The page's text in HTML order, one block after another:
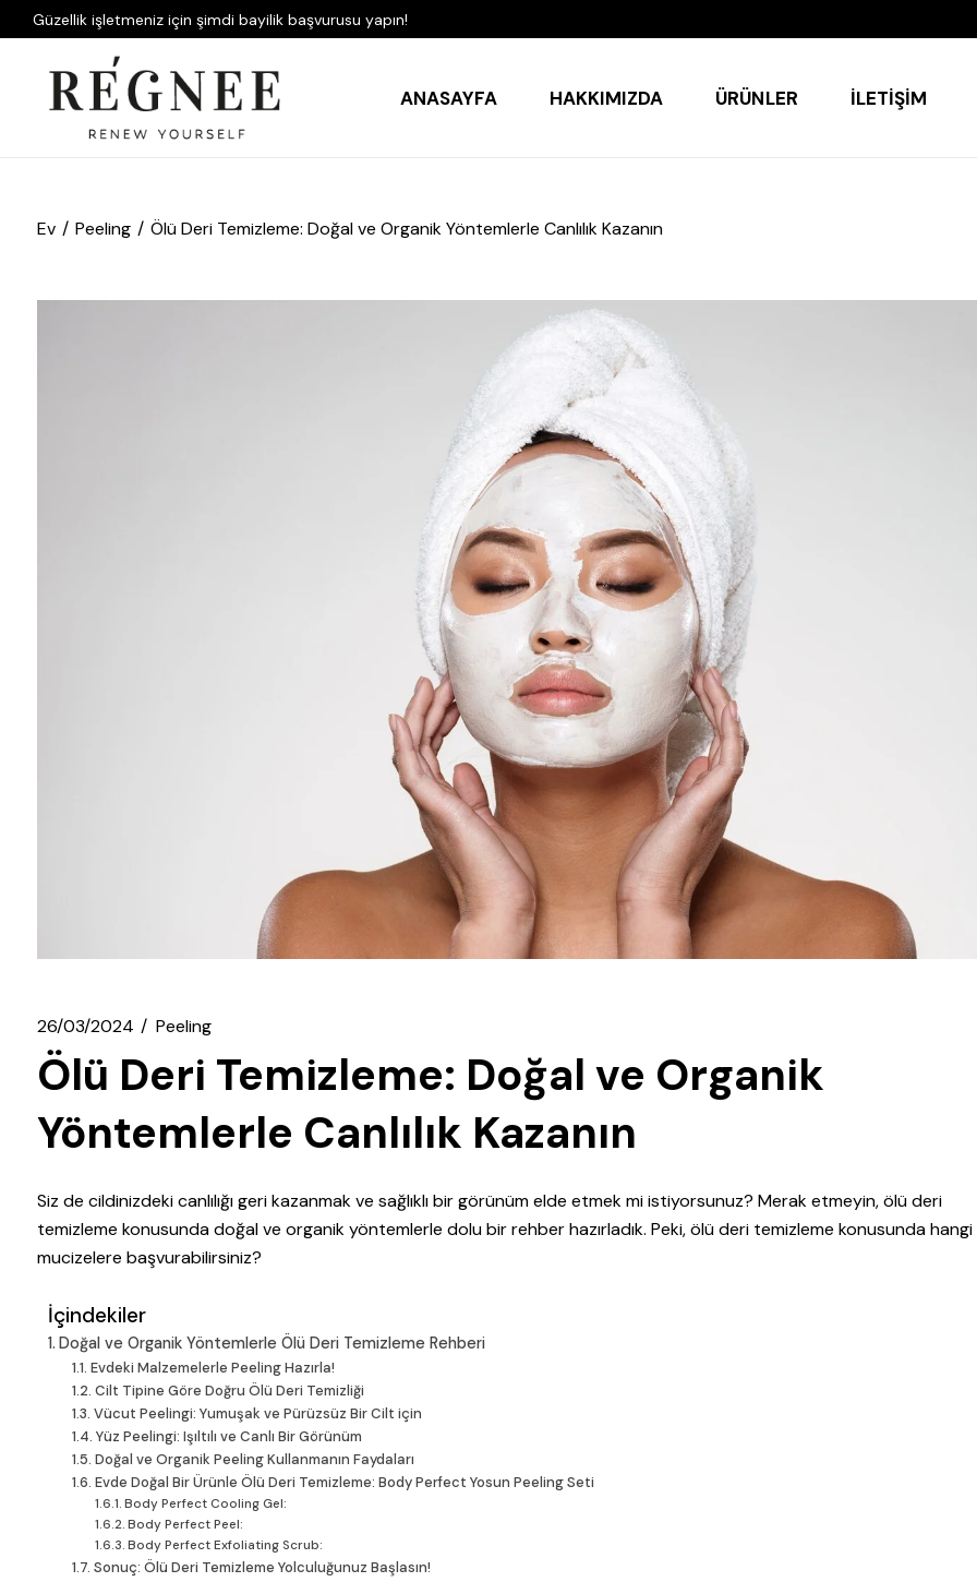
Güzellik işletmeniz için şimdi bayilik başvurusu yapın!
ANASAYFA HAKKIMIZDA ÜRÜNLER İLETIŞIM
Ev Peeling Ölü Deri Temizleme: Doğal ve Organik Yöntemlerle Canlılık Kazanın
26/03/2024 Peeling
Ölü Deri Temizleme: Doğal ve Organik
Yöntemlerle Canlılık Kazanın
Siz de cildinizdeki canlılığı geri kazanmak ve sağlıklı bir görünüm elde etmek mi istiyorsunuz? Merak etmeyin, ölü deri
temizleme konusunda doğal ve organik yöntemlerle dolu bir rehber hazırladık. Peki, ölü deri temizleme konusunda
mucizelere başvurabilirsiniz?
İçindekiler
Doğal ve Organik Yöntemlerle Ölü Deri Temizleme Rehberi
Evdeki Malzemelerle Peeling Hazırla!
Cilt Tipine Göre Doğru Ölü Deri Temizliği
Vücut Peelingi: Yumuşak ve Pürüzsüz Bir Cilt için
Yüz Peelingi: Işıltılı ve Canlı Bir Görünüm
Doğal ve Organik Peeling Kullanmanın Faydaları
Evde Doğal Bir Ürünle Ölü Deri Temizleme: Body Perfect Yosun Peeling Seti
Body Perfect Cooling Gel:
Body Perfect Peel:
Body Perfect Exfoliating Scrub:
Sonuç: Ölü Deri Temizleme Yolculuğunuz Başlasın!